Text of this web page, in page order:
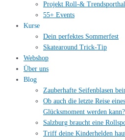
Projekt Roll-&
55+ Events
Kurse
Dein perfektes Sommerfest
Skatearound Trick-Tip
Webshop
Über uns
Blog
Zauberhafte Seifenblasen
Ob auch die letzte Reise
Glücksmoment werden kann?
Salzburg braucht eine
Triff deine Kinderhelden